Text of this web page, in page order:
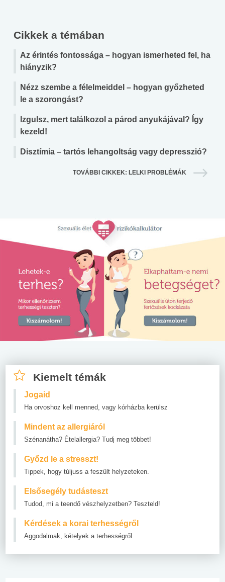
Cikkek a témában
Az érintés fontossága – hogyan ismerheted fel, ha
hiányzik?
Nézz szembe a félelmeiddel – hogyan győzheted
le a szorongást?
Izgulsz, mert találkozol a párod anyukájával? Így
kezeld!
Disztímia – tartós lehangoltság vagy depresszió?
TOVÁBBI CIKKEK: LELKI PROBLÉMÁK
Kiemelt témák
Jogaid
Ha orvoshoz kell menned, vagy kórházba kerülsz
Mindent az allergiáról
Szénanátha? Ételallergia? Tudj meg többet!
Győzd le a stresszt!
Tippek, hogy túljuss a feszült helyzeteken.
Elsősegély tudásteszt
Tudod, mi a teendő vészhelyzetben? Teszteld!
Kérdések a korai terhességről
Aggodalmak, kételyek a terhességről